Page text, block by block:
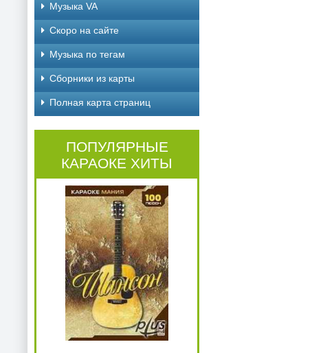
Музыка VA
Скоро на сайте
Музыка по тегам
Cборники из карты
Полная карта страниц
ПОПУЛЯРНЫЕ
КАРАОКЕ ХИТЫ